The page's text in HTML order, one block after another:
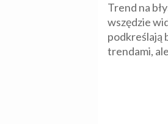
Trend na
wszędzie
podkreślają
trendami,